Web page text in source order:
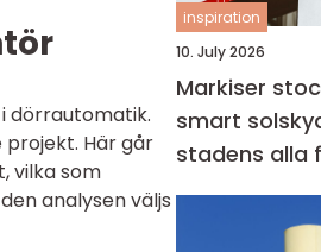
dörrautomatik.
Här går
vilka som
analysen väljs
inspiration
10. July 2026
Markiser
smart
stadens alla